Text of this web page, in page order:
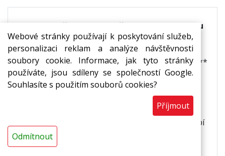
Webové stránky používají k poskytování služeb,
personalizaci reklam a analýze návštěvnosti
soubory cookie. Informace, jak tyto stránky
používáte, jsou sdíleny se společností Google.
Souhlasíte s použitím souborů cookies?
Příjmout
Odmítnout
Termoizolační trubice z pěnového polyetylenu
s uzavřenou buněčnou strukturou.Základní,
ekonomicky výhodná izolační trubice, v
nelaminovaném provedení s podélným nářezem.**
Použití:
jako ochrana a dilatace při průchodu potrubí
stěnou,
izolace rozvodů teplé i studené vody,